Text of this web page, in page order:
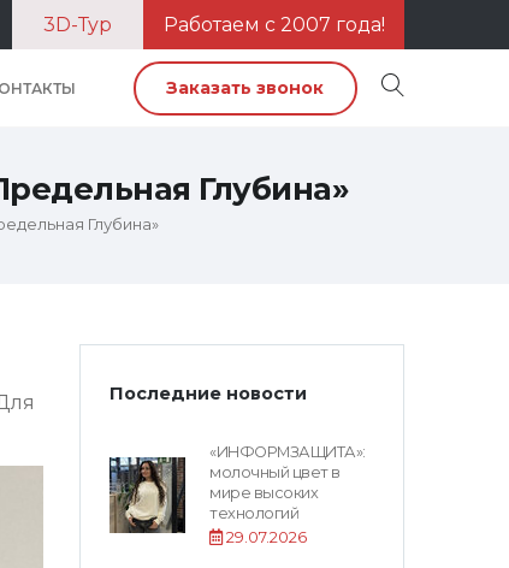
3D-Тур Работаем с 2007 года!
Заказать звонок
Глубина»
Глубина»
Последние новости
«ИНФОРМЗАЩИТА»:
молочный цвет в
мире высоких
технологий
29.07.2026